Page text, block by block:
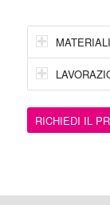
RICHIEDI IL